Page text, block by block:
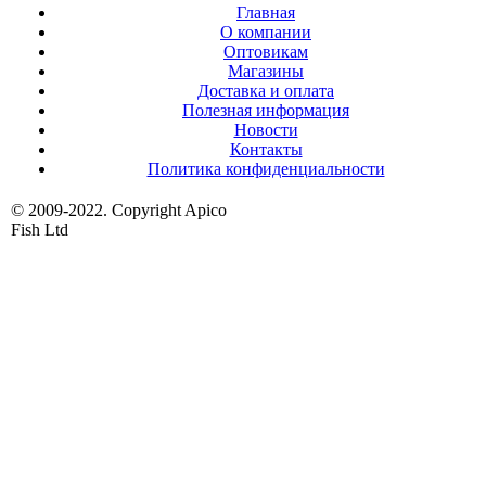
Главная
О компании
Оптовикам
Магазины
Доставка и оплата
Полезная информация
Новости
Контакты
Политика конфиденциальности
© 2009-2022. Copyright Apico
Fish Ltd